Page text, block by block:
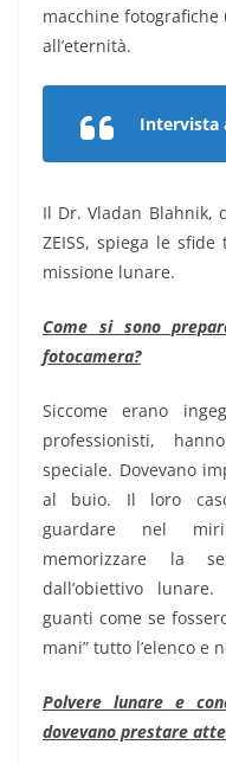
macchine
all’eternità.
Intervista
Il Dr. Vladan Blahnik,
ZEISS, spiega le
missione lunare.
Come si sono
fotocamera?
Siccome erano
professionisti,
speciale. Dovevano
al buio. Il loro
guardare nel
memorizzare la
dall’obiettivo
guanti come se
mani” tutto l’elenco e
Polvere lunare e
dovevano prestare